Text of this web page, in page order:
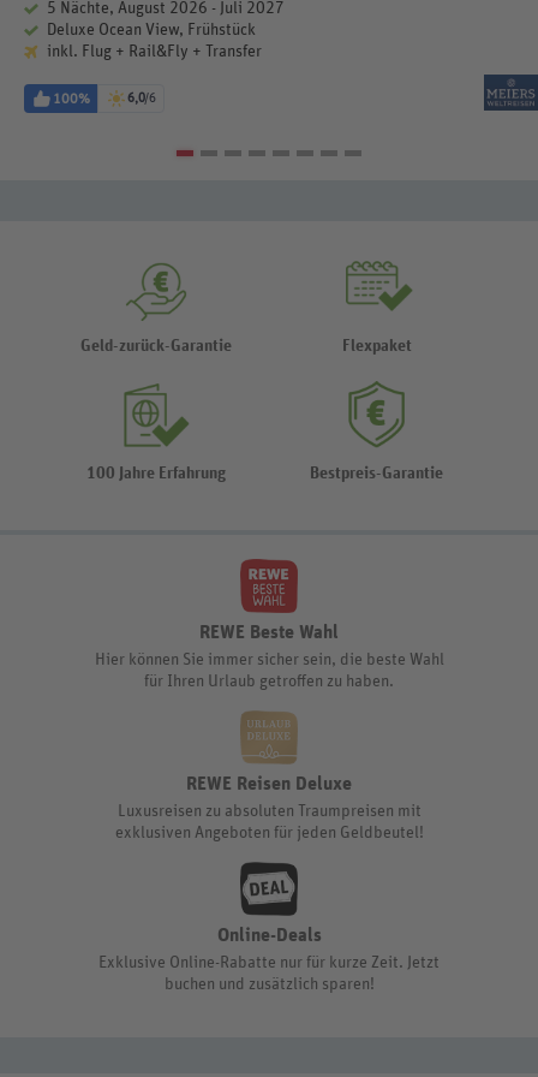
5 Nächte, August 2026 - Juli 2027
Deluxe Ocean View, Frühstück
inkl. Flug + Rail&Fly + Transfer
100% 6,0/6
Geld-zurück-Garantie Flexpaket
100 Jahre Erfahrung Bestpreis-Garantie
REWE Beste Wahl
Hier können Sie immer sicher sein, die beste Wahl
für Ihren Urlaub getroffen zu haben.
REWE Reisen Deluxe
Luxusreisen zu absoluten Traumpreisen mit
exklusiven Angeboten für jeden Geldbeutel!
Online-Deals
Exklusive Online-Rabatte nur für kurze Zeit. Jetzt
buchen und zusätzlich sparen!